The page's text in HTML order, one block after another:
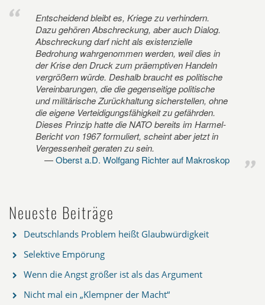
Entscheidend bleibt es, Kriege zu verhindern.
Dazu gehören Abschreckung, aber auch Dialog.
Abschreckung darf nicht als existenzielle
Bedrohung wahrgenommen werden, weil dies in
der Krise den Druck zum präemptiven Handeln
vergrößern würde. Deshalb braucht es politische
Vereinbarungen, die die gegenseitige politische
und militärische Zurückhaltung sicherstellen, ohne
die eigene Verteidigungsfähigkeit zu gefährden.
Dieses Prinzip hatte die NATO bereits im Harmel-
Bericht von 1967 formuliert, scheint aber jetzt in
Vergessenheit geraten zu sein.
Oberst a.D. Wolfgang Richter auf Makroskop
Neueste Beiträge
Deutschlands Problem heißt Glaubwürdigkeit
Selektive Empörung
Wenn die Angst größer ist als das Argument
Nicht mal ein „Klempner der Macht“